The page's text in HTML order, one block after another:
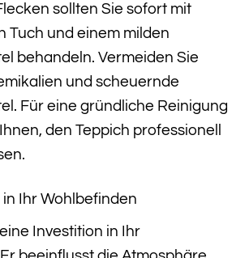
sollten Sie sofort mit
Tuch und einem milden
behandeln. Vermeiden Sie
und scheuernde
Für eine gründliche Reinigung
den Teppich professionell
Ihr Wohlbefinden
Investition in Ihr